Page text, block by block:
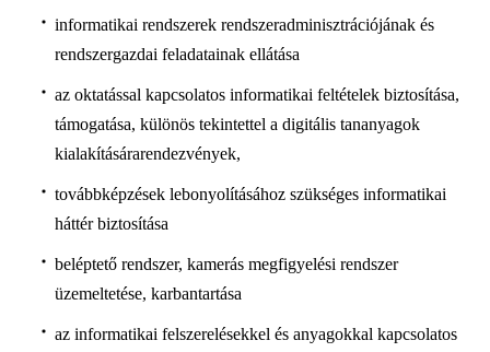
informatikai rendszerek rendszeradminisztrációjának és
rendszergazdai feladatainak ellátása
az oktatással kapcsolatos informatikai feltételek biztosítása,
támogatása, különös tekintettel a digitális tananyagok
kialakításárarendezvények,
továbbképzések lebonyolításához szükséges informatikai
háttér biztosítása
beléptető rendszer, kamerás megfigyelési rendszer
üzemeltetése, karbantartása
az informatikai felszerelésekkel és anyagokkal kapcsolatos